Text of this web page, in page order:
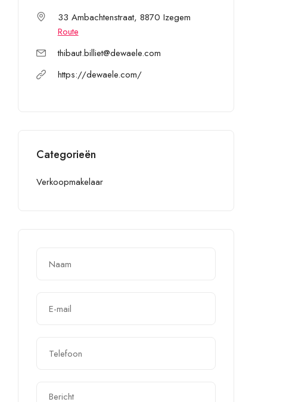
33 Ambachtenstraat, 8870 Izegem
Route
thibaut.billiet@dewaele.com
https://dewaele.com/
Categorieën
Verkoopmakelaar